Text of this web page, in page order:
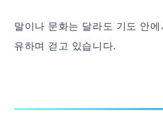
말이나 문화는 달라도 기도 안
유하며 걷고 있습니다.